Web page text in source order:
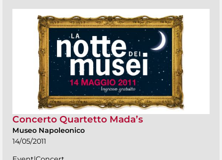
Concerto Quartetto Mada’s
Museo Napoleonico
14/05/2011